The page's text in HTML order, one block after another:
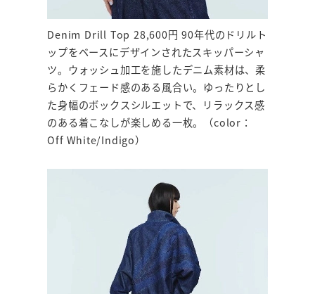
Denim Drill Top 28,600円 90年代のドリルト
ップをベースにデザインされたスキッパーシャ
ツ。ウォッシュ加工を施したデニム素材は、柔
らかくフェード感のある風合い。ゆったりとし
た身幅のボックスシルエットで、リラックス感
のある着こなしが楽しめる一枚。（color：
Off White/Indigo）